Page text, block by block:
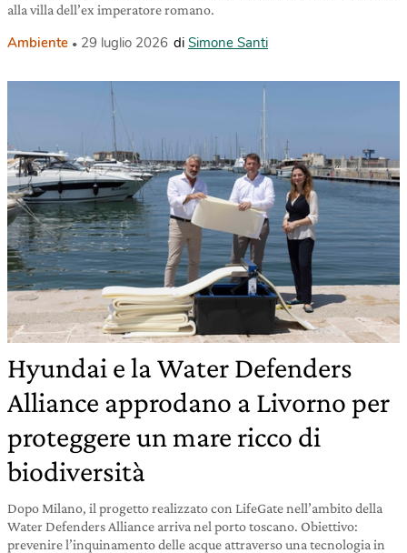
alla villa dell’ex imperatore romano.
Ambiente 29 luglio 2026 di Simone Santi
Hyundai e la Water Defenders
Alliance approdano a Livorno per
proteggere un mare ricco di
biodiversità
Dopo Milano, il progetto realizzato con LifeGate nell’ambito della
Water Defenders Alliance arriva nel porto toscano. Obiettivo:
prevenire l’inquinamento delle acque attraverso una tecnologia in